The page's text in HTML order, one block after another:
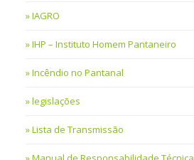
IAGRO
IHP – Instituto Homem Pantaneiro
Incêndio no Pantanal
legislações
Lista de Transmissão